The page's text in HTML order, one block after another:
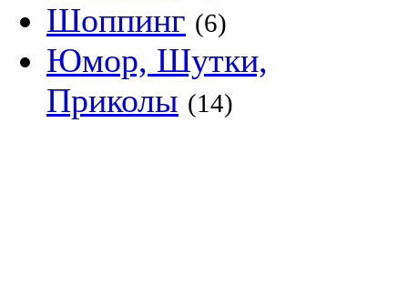
Шоппинг (6)
Юмор, Шутки,
Приколы (14)